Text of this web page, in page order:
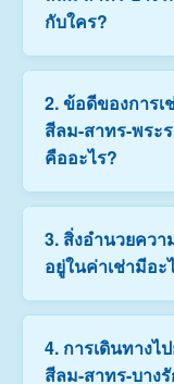
กับใคร?
สำนักงานสำเร็จรู
Space) คือออฟฟิ
เฟอร์นิเจอร์ อินเ
สะดวกส่วนกลาง
คอยต้อนรับ เหมา
ธุรกิจ (CBD) อย่า
ไม่ต้องลงทุนตกแต่
2. ข้อดีของการเ
สีลม-สาทร-พระ
คืออะไร?
ข้อดีหลักคือ **คว
สามารถเริ่มใช้ง
ที่นั่งไปจนถึงห้อง
เวลาสัญญาเช่า (
ในราคารวมก้อนเ
3. สิ่งอำนวยคว
อยู่ในค่าเช่ามีอะ
บริการส่วนใหญ่จ
เช่น:
4. การเดินทางไ
สีลม-สาทร-บาง